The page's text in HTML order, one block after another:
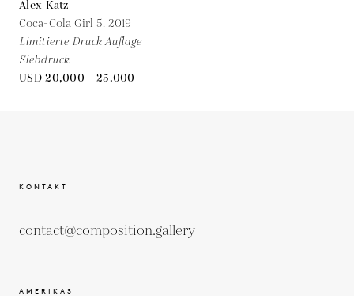
Alex Katz
Coca-Cola Girl 5, 2019
Limitierte Druck Auflage
Siebdruck
USD 20,000 - 25,000
KONTAKT
contact@composition.gallery
AMERIKAS